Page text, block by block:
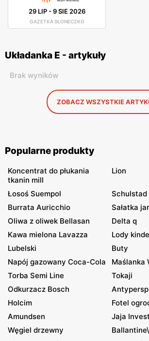
29 LIP-9 SIE 2026
GAZETKA SŁONECZKO
Układanka E - artykuły
Brak wyników
ZOBACZ WSZYSTKIE
Popularne produkty
Koncentrat do płukania
tkanin mill
Lion
Łosoś Suempol
Schulstad
Burrata Auricchio
Sałatka
Oliwa z oliwek Bellasan
Delta q
Kawa mielona Lavazza
Lody
Lubelski
Buty
Napój gazowany Coca-Cola
Maślanka
Torba Semi Line
Tokaji
Odkurzacz Bosch
Holcim
Fotel
Amundsen
Jaja
Węgiel drzewny